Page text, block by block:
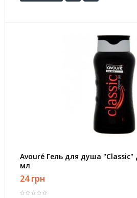
Avouré Гель для душа
мл
24 грн